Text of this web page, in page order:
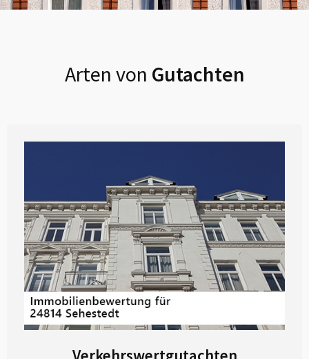
Arten von Gutachten